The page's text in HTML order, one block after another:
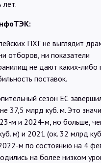
лет.
ПХГ не выглядит
отборов, ни показатели
не дают каких-либо
поставок.
сезон ЕС
37,5 млрд куб. м. Это
м и 2024-м, но больше,
м) и 2021 (ок. 32 млрд
м по состоянию на 4
на более низком